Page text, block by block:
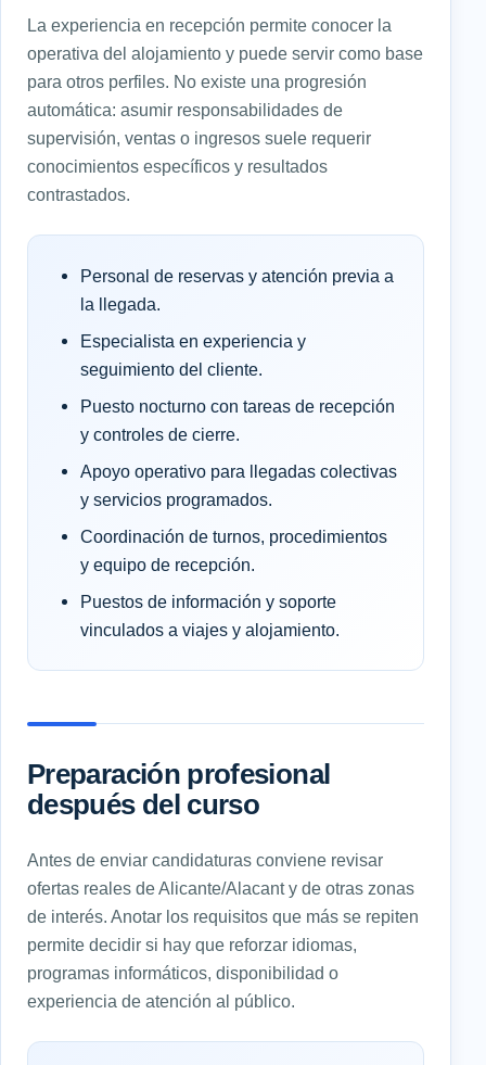
La experiencia en recepción permite conocer la
operativa del alojamiento y puede servir como base
para otros perfiles. No existe una progresión
automática: asumir responsabilidades de
supervisión, ventas o ingresos suele requerir
conocimientos específicos y resultados
contrastados.
Personal de reservas y atención previa a
la llegada.
Especialista en experiencia y
seguimiento del cliente.
Puesto nocturno con tareas de recepción
y controles de cierre.
Apoyo operativo para llegadas colectivas
y servicios programados.
Coordinación de turnos, procedimientos
y equipo de recepción.
Puestos de información y soporte
vinculados a viajes y alojamiento.
Preparación profesional
después del curso
Antes de enviar candidaturas conviene revisar
ofertas reales de Alicante/Alacant y de otras zonas
de interés. Anotar los requisitos que más se repiten
permite decidir si hay que reforzar idiomas,
programas informáticos, disponibilidad o
experiencia de atención al público.